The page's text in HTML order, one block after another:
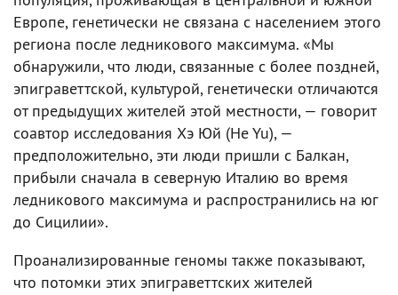
Европе, генетически не связана с населением этого
региона после ледникового максимума. «Мы
обнаружили, что люди, связанные с более поздней,
эпиграветтской, культурой, генетически отличаются
от предыдущих жителей этой местности, — говорит
соавтор исследования Хэ Юй (He Yu), —
предположительно, эти люди пришли с Балкан,
прибыли сначала в северную Италию во время
ледникового максимума и распространились на юг
до Сицилии».
Проанализированные геномы также показывают,
что потомки этих эпиграветтских жителей